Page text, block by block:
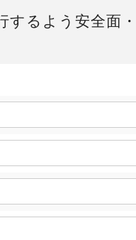
るよう安全面